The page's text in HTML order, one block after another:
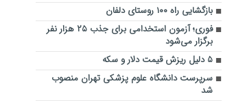
بازگشایی راه ۱۰۰ روستای دلفان
فوری؛ آزمون استخدامی برای جذب ۲۵ هزار نفر
برگزار می‌شود
۵ دلیل ریزش قیمت دلار و سکه
سرپرست دانشگاه علوم پزشکی تهران منصوب
شد